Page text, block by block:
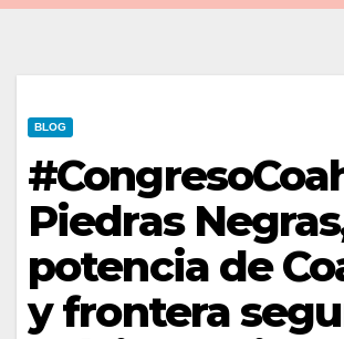
BLOG
Piedras
potencia de
y frontera